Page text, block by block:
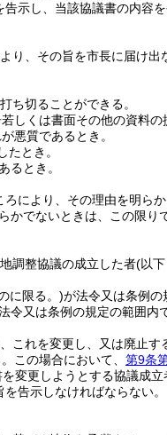
示し、当該協議書の内容を
、その旨を市長に届け出
ち切ることができる。
しくは書面その他の資料の
悪質であるとき。
とき。
るとき。
により、その理由を明ら
かでないときは、この限り
調整協議の成立した者(以
に限る。)が法令又は条例の
又は条例の規定の範囲内
れを変更し、又は廃止す
この場合において、 第9条
変更しようとする協議成立
告示しなければならない。